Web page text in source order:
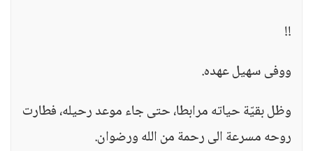
!!
ووفى سهيل عهده.
وظل بقيّة حياته مرابطا، حتى جاء موعد رحيله، فطارت
روحه مسرعة الى رحمة من الله ورضوان.